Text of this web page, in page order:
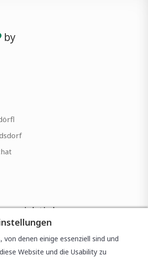
by
wichtig!
von Anfang an eine fundierte
um die Freude am Spiel zu entwickeln
Freuden des Golfsports vorzubereiten.
von denen einige essenziell sind und
Website und die Usability zu